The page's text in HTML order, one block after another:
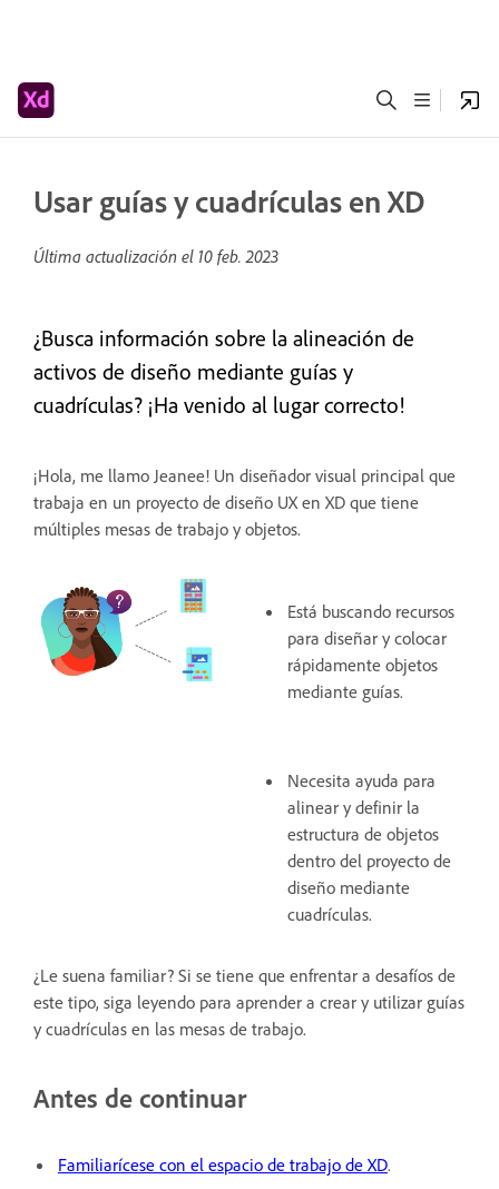
Usar guías y cuadrículas en XD
Última actualización el 10 feb. 2023
¿Busca información sobre la alineación de
activos de diseño mediante guías y
cuadrículas? ¡Ha venido al lugar correcto!
¡Hola, me llamo Jeanee! Un diseñador visual principal que
trabaja en un proyecto de diseño UX en XD que tiene
múltiples mesas de trabajo y objetos.
Está buscando recursos
para diseñar y colocar
rápidamente objetos
mediante guías.
Necesita ayuda para
alinear y definir la
estructura de objetos
dentro del proyecto de
diseño mediante
cuadrículas.
¿Le suena familiar? Si se tiene que enfrentar a desafíos de
este tipo, siga leyendo para aprender a crear y utilizar guías
y cuadrículas en las mesas de trabajo.
Antes de continuar
Familiarícese con el espacio de trabajo de XD.